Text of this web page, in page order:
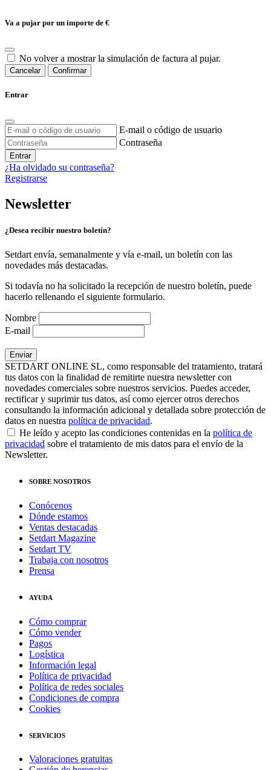
Va a pujar por un importe de €
No volver a mostrar la simulación de factura al pujar.
Cancelar Confirmar
Entrar
E-mail o código de usuario
Contraseña
Entrar
¿Ha olvidado su contraseña?
Registrarse
Newsletter
¿Desea recibir nuestro boletín?
Setdart envía, semanalmente y vía e-mail, un boletín con las
novedades más destacadas.
Si todavía no ha solicitado la recepción de nuestro boletín, puede
hacerlo rellenando el siguiente formulario.
Nombre
E-mail
SETDART ONLINE SL, como responsable del tratamiento, tratará
tus datos con la finalidad de remitirte nuestra newsletter con
novedades comerciales sobre nuestros servicios. Puedes acceder,
rectificar y suprimir tus datos, así como ejercer otros derechos
consultando la información adicional y detallada sobre protección de
datos en nuestra política de privacidad.
He leído y acepto las condiciones contenidas en la política de
privacidad sobre el tratamiento de mis datos para el envío de la
Newsletter.
SOBRE NOSOTROS
Conócenos
Dónde estamos
Ventas destacadas
Setdart Magazine
Setdart TV
Trabaja con nosotros
Prensa
AYUDA
Cómo comprar
Cómo vender
Pagos
Logística
Información legal
Política de privacidad
Política de redes sociales
Condiciones de compra
Cookies
SERVICIOS
Valoraciones gratuitas